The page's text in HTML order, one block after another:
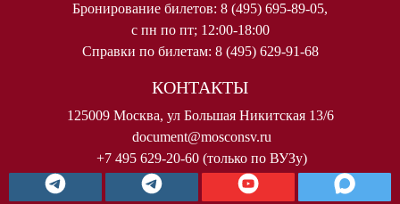
Бронирование билетов: 8 (495) 695-89-05,
с пн по пт; 12:00-18:00
Справки по билетам: 8 (495) 629-91-68
КОНТАКТЫ
125009 Москва, ул Большая Никитская 13/6
document@mosconsv.ru
+7 495 629-20-60 (только по ВУЗу)